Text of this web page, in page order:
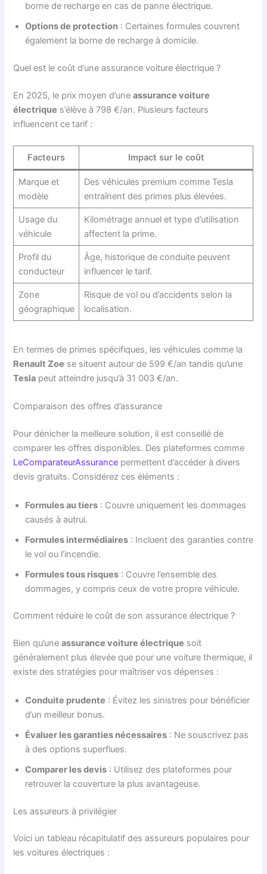
borne de recharge en cas de panne électrique.
Options de protection : Certaines formules couvrent
également la borne de recharge à domicile.
Quel est le coût d’une assurance voiture électrique ?
En 2025, le prix moyen d’uneassurance voiture
électrique s’élève à 798 €/an. Plusieurs facteurs
influencent ce tarif :
Facteurs Impact sur le coût
Marque et
modèle
Des véhicules premium comme Tesla
entraînent des primes plus élevées.
Usage du
véhicule
Kilométrage annuel et type d’utilisation
affectent la prime.
Profil du
conducteur
Âge, historique de conduite peuvent
influencer le tarif.
Zone
géographique
Risque de vol ou d’accidents selon la
localisation.
En termes de primes spécifiques, les véhicules comme la
Renault Zoe se situent autour de 599 €/an tandis qu’une
Tesla peut atteindre jusqu’à 31 003 €/an.
Comparaison des offres d’assurance
Pour dénicher la meilleure solution, il est conseillé de
comparer les offres disponibles. Des plateformes comme
LeComparateurAssurance permettent d’accéder à divers
devis gratuits. Considérez ces éléments :
Formules au tiers : Couvre uniquement les dommages
causés à autrui.
Formules intermédiaires : Incluent des garanties contre
le vol ou l’incendie.
Formules tous risques : Couvre l’ensemble des
dommages, y compris ceux de votre propre véhicule.
Comment réduire le coût de son assurance électrique ?
Bien qu’uneassurance voiture électrique soit
généralement plus élevée que pour une voiture thermique, il
existe des stratégies pour maîtriser vos dépenses :
Conduite prudente : Évitez les sinistres pour bénéficier
d’un meilleur bonus.
Évaluer les garanties nécessaires : Ne souscrivez pas
à des options superflues.
Comparer les devis : Utilisez des plateformes pour
retrouver la couverture la plus avantageuse.
Les assureurs à privilégier
Voici un tableau récapitulatif des assureurs populaires pour
les voitures électriques :